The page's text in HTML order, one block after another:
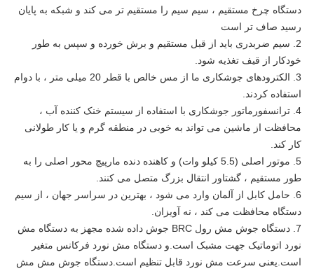
دستگاه چرخ مستقیم ، سیم سیم را مستقیم تر می کند و شبکه به پایان
رسید صاف تر است
2. سیم ضربدری باید از قبل مستقیم و برش خورده و سپس به طور
خودکار از قیف تغذیه شود.
3. الکترودهای جوشکاری ما از مس خالص با قطر 20 میلی متر ، با دوام
استفاده کردند.
4. ترانسفورماتور جوشکاری با استفاده از سیستم خنک کننده آب ،
محافظت از ماشین می تواند به خوبی در منطقه گرم و یا کار طولانی
کار کند.
5. موتور اصلی (5.5 کیلو وات) و کاهنده دنده مارپیچ محور اصلی را به
طور مستقیم ، گشتاور انتقال بزرگ متصل می کنند.
6. حامل کابل از آلمان وارد می شود ، بهترین در سراسر جهان ، از سیم
دستگاه محافظت می کند ، نه آویزان.
7. دستگاه جوش مش رول BRC جوش داده شده مجهز به دستگاه مش
نورد اتوماتیک جهت مشبک است.و دستگاه مش نورد فرکانس متغیر
است.یعنی سرعت مش نورد قابل تنظیم است.دستگاه جوش مش مش